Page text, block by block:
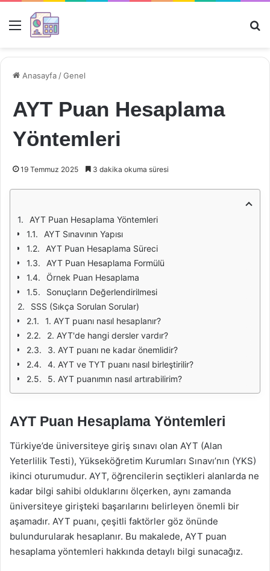
Menü
Anasayfa /Genel
AYT Puan Hesaplama
Yöntemleri
19 Temmuz 2025 3 dakika okuma süresi
AYT Puan Hesaplama Yöntemleri
AYT Sınavının Yapısı
AYT Puan Hesaplama Süreci
AYT Puan Hesaplama Formülü
Örnek Puan Hesaplama
Sonuçların Değerlendirilmesi
SSS (Sıkça Sorulan Sorular)
1. AYT puanı nasıl hesaplanır?
2. AYT'de hangi dersler vardır?
3. AYT puanı ne kadar önemlidir?
4. AYT ve TYT puanı nasıl birleştirilir?
5. AYT puanımın nasıl artırabilirim?
AYT Puan Hesaplama Yöntemleri
Türkiye’de üniversiteye giriş sınavı olan AYT (Alan
Yeterlilik Testi), Yükseköğretim Kurumları Sınavı’nın (YKS)
ikinci oturumudur. AYT, öğrencilerin seçtikleri alanlarda ne
kadar bilgi sahibi olduklarını ölçerken, aynı zamanda
üniversiteye girişteki başarılarını belirleyen önemli bir
aşamadır. AYT puanı, çeşitli faktörler göz önünde
bulundurularak hesaplanır. Bu makalede, AYT puan
hesaplama yöntemleri hakkında detaylı bilgi sunacağız.